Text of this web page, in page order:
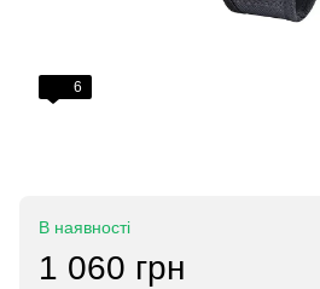
6
В наявності
1 060 грн